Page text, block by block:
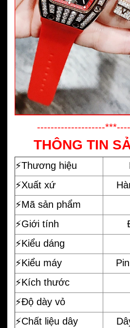
--------------------
THÔNG TIN
⚡️Thương hiệu
⚡️Xuất xứ
⚡️Mã sản phẩm
⚡️Giới tính
⚡️Kiểu dáng
⚡️Kiểu máy
⚡️Kích thước
⚡️Độ dày vỏ
⚡️Chất liệu dây